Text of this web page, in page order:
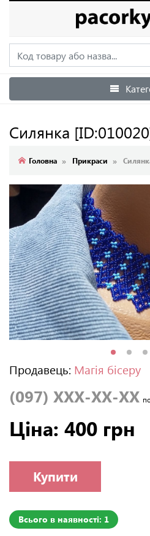
Силянка
Головна Прикраси
Продавець: Магія бісеру
(097) XXX-XX-XX
Ціна: 400 грн
Купити
Всього в наявності: 1